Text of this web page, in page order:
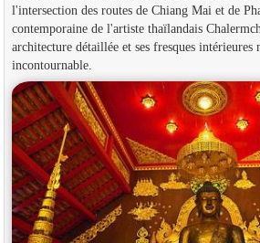
l'intersection des routes de Chiang Mai et de
contemporaine de l'artiste thaïlandais
architecture détaillée et ses fresques intérieures
incontournable.